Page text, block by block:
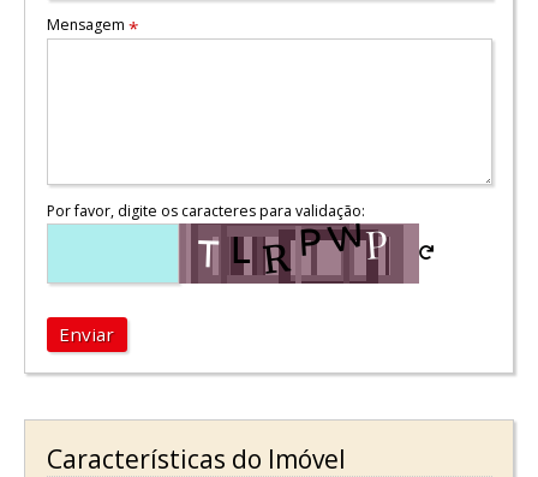
Mensagem *
Por favor, digite os caracteres para validação:
Enviar
Características do Imóvel